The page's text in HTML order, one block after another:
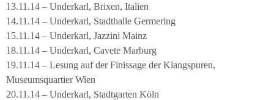
13.11.14 – Underkarl, Brixen, Italien
14.11.14 – Underkarl, Stadthalle Germering
15.11.14 – Underkarl, Jazzini Mainz
18.11.14 – Underkarl, Cavete Marburg
19.11.14 – Lesung auf der Finissage der Klangspuren,
Museumsquartier Wien
20.11.14 – Underkarl, Stadtgarten Köln